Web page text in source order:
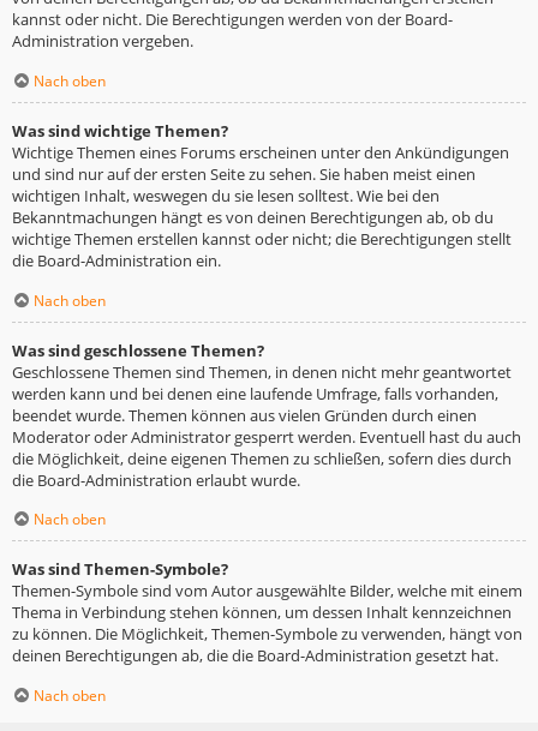
kannst oder nicht. Die Berechtigungen werden von der Board-
Administration vergeben.
Nach oben
Was sind wichtige Themen?
Wichtige Themen eines Forums erscheinen unter den Ankündigungen
und sind nur auf der ersten Seite zu sehen. Sie haben meist einen
wichtigen Inhalt, weswegen du sie lesen solltest. Wie bei den
Bekanntmachungen hängt es von deinen Berechtigungen ab, ob du
wichtige Themen erstellen kannst oder nicht; die Berechtigungen stellt
die Board-Administration ein.
Nach oben
Was sind geschlossene Themen?
Geschlossene Themen sind Themen, in denen nicht mehr geantwortet
werden kann und bei denen eine laufende Umfrage, falls vorhanden,
beendet wurde. Themen können aus vielen Gründen durch einen
Moderator oder Administrator gesperrt werden. Eventuell hast du auch
die Möglichkeit, deine eigenen Themen zu schließen, sofern dies durch
die Board-Administration erlaubt wurde.
Nach oben
Was sind Themen-Symbole?
Themen-Symbole sind vom Autor ausgewählte Bilder, welche mit einem
Thema in Verbindung stehen können, um dessen Inhalt kennzeichnen
zu können. Die Möglichkeit, Themen-Symbole zu verwenden, hängt von
deinen Berechtigungen ab, die die Board-Administration gesetzt hat.
Nach oben